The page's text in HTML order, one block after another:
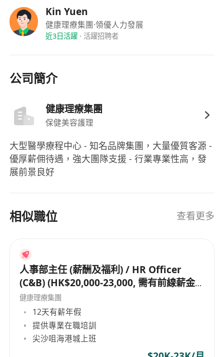
Kin Yuen
健康理療集團·領優人力發展
近3日活躍· 活躍招聘者
公司簡介
健康理療集團
保健美容護理
大型醫學療程中心 - 知名品牌集團，大量優質客源 -
優厚薪佣待遇，強大團隊支援 - 行業專業性高，發
展前景良好
相似職位 查看更多
人事部主任 (薪酬及福利) / HR Officer
(C&B) (HK$20,000-23,000, 需有前線薪金
處理經驗, 如有佣金計算經驗更好)
健康理療集團
12天有薪年假
提供專業在職培訓
尖沙咀海港城上班